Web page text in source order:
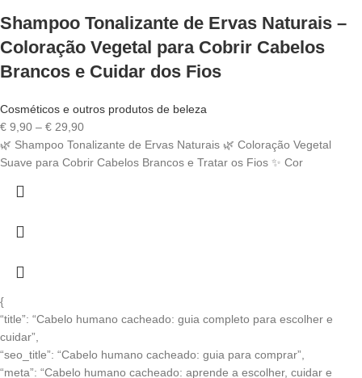
Shampoo Tonalizante de Ervas Naturais –
Coloração Vegetal para Cobrir Cabelos
Brancos e Cuidar dos Fios
Cosméticos e outros produtos de beleza
€ 9,90 – € 29,90Price
range:
€ 9,90
🌿 Shampoo Tonalizante de Ervas Naturais 🌿 Coloração Vegetal
Suave para Cobrir Cabelos Brancos e Tratar os Fios ✨ Cor
{
“title”: “Cabelo humano cacheado: guia completo para escolher e
cuidar”,
“seo_title”: “Cabelo humano cacheado: guia para comprar”,
“meta”: “Cabelo humano cacheado: aprende a escolher, cuidar e